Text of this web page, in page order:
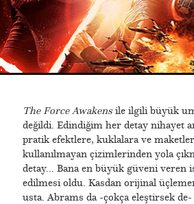
The Force Awakensile ilgili büyük
değildi. Edindiğim her detay nihayet
pratik efektlere, kuklalara ve
kullanılmayan çizimlerinden yola
detay... Bana en büyük güveni veren
edilmesi oldu. Kasdan orijinal
usta. Abrams da -çokça eleştirsek de-